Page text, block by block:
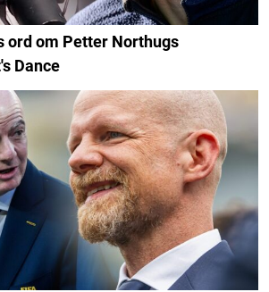
ord om Petter Northugs
Dance